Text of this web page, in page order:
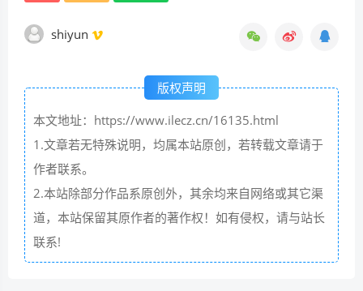
shiyun
版权声明
本文地址：https://www.ilecz.cn/16135.html
1.文章若无特殊说明，均属本站原创，若转载文章请于
作者联系。
2.本站除部分作品系原创外，其余均来自网络或其它渠
道，本站保留其原作者的著作权！如有侵权，请与站长
联系!